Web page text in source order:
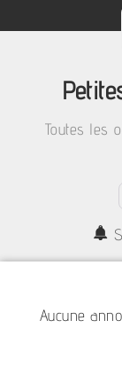
Toutes les
Aucune